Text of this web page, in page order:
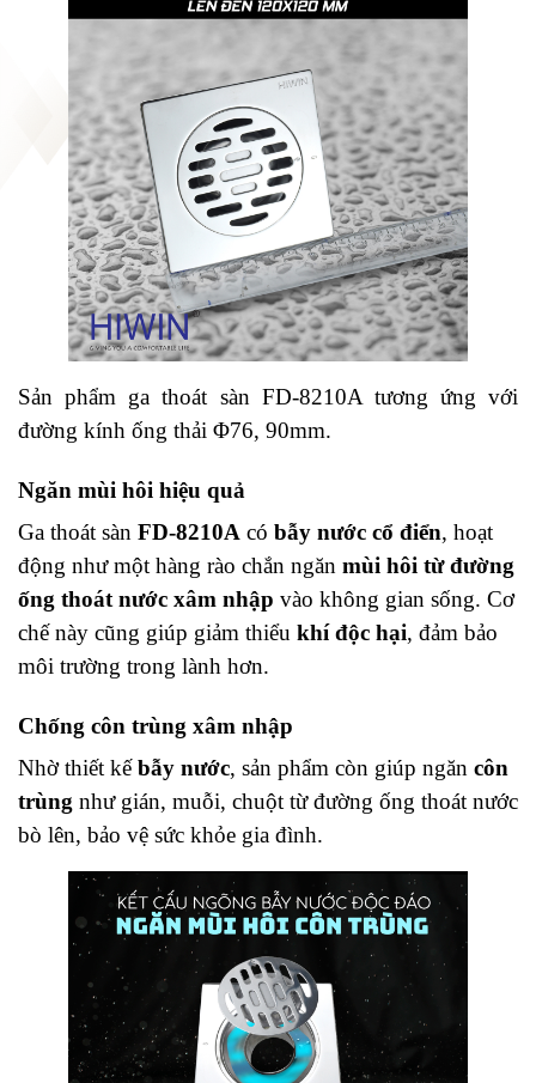
Sản phẩm ga thoát sàn FD-8210A tương ứng với
đường kính ống thải Φ76, 90mm.
Ngăn mùi hôi hiệu quả
Ga thoát sàn FD-8210A có bẫy nước cổ điển, hoạt
động như một hàng rào chắn ngăn mùi hôi từ đường
ống thoát nước xâm nhập vào không gian sống. Cơ
chế này cũng giúp giảm thiểu khí độc hại, đảm bảo
môi trường trong lành hơn.
Chống côn trùng xâm nhập
Nhờ thiết kếbẫy nước, sản phẩm còn giúp ngăn côn
trùng như gián, muỗi, chuột từ đường ống thoát nước
bò lên, bảo vệ sức khỏe gia đình.